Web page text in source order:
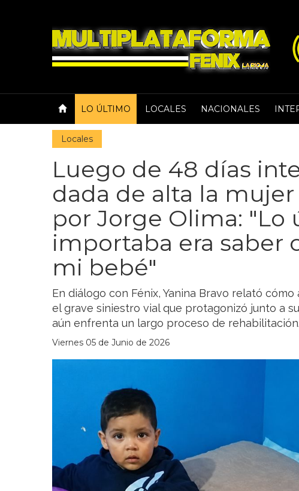
LO ÚLTIMO LOCALES NACIONALES
Locales
Luego de 48 días
dada de alta la
por Jorge Olima: "Lo
importaba era saber
mi bebé"
En diálogo con Fénix, Yanina Bravo relató
el grave siniestro vial que protagonizó junto a
aún enfrenta un largo proceso de rehabilitación.
Viernes 05 de Junio de 2026